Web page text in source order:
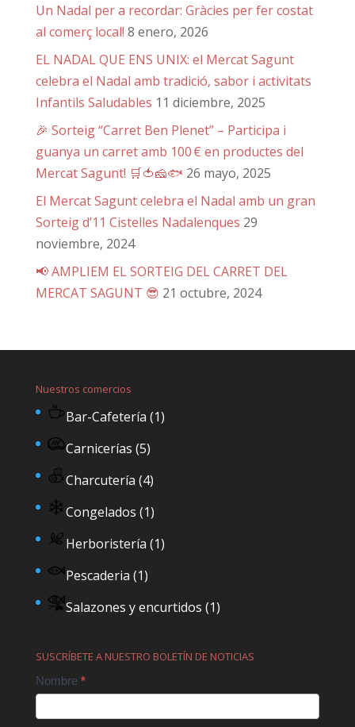
Un Nadal per a recordar: Gràcies per fer costat
al comerç local! 8 enero, 2026
EL NADAL QUE ENS UNIX: el Mercat Sagunt
celebra el Nadal amb tradició, sabor i activitats
Infantils Saludables 11 diciembre, 2025
🎉 Sorteig “Carret Ben Plenet” – Participa i
guanya un carret amb 100 € en productes del
Mercat Sagunt! 🛒🍅🧀🐟 26 mayo, 2025
El Mercat Sagunt celebra el Nadal amb un gran
Sorteig d’11 Cistelles Nadalenques 29
noviembre, 2024
📢 AMPLIEM EL SORTEIG DEL CARRET DEL
MERCAT SAGUNT 😎 21 octubre, 2024
Nuestros comercios
Bar-Cafetería (1)
Carnicerías (5)
Charcutería (4)
Congelados (1)
Herboristería (1)
Pescaderia (1)
Salazones y encurtidos (1)
SUSCRÍBETE A NUESTRO BOLETÍN DE NOTICIAS
Contact
Nombre *